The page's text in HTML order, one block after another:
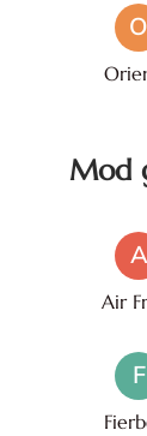
O
Mod
A
Air
F